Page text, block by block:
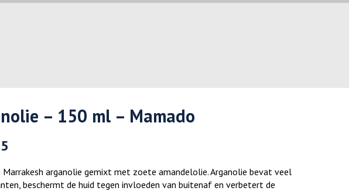
– 150 ml – Mamado
arganolie gemixt met zoete amandelolie.Arganolie bevat veel
beschermt de huid tegen invloeden van buitenaf en verbetert de